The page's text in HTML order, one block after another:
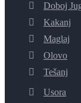
Doboj
Kakanj
Maglaj
Olovo
Tešanj
Usora